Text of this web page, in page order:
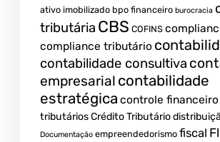
ativo imobilizado bpo financeiro burocracia
tributária CBS COFINS
compliance tributário
contabilidade consultiva
empresarial contabilidade
estratégica controle financeiro
tributáriosCrédito Tributário
Documentação empreendedorismo fiscal